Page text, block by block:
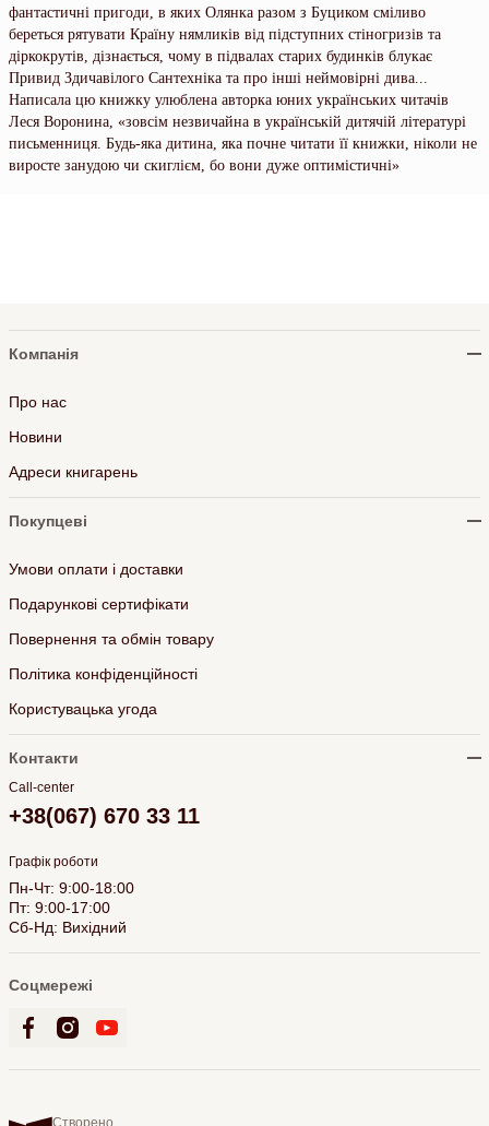
фантастичні пригоди, в яких Олянка разом з Буциком сміливо
береться рятувати Країну нямликів від підступних стіногризів та
діркокрутів, дізнається, чому в підвалах старих будинків блукає
Привид Здичавілого Сантехніка та про інші неймо­вірні дива...
Написала цю книжку улюблена авторка юних українських читачів
Леся Воронина, «зовсім незвичайна в українській дитячій літературі
письменниця. Будь-яка дитина, яка почне читати її книжки, ніколи не
виросте занудою чи скиглієм, бо вони дуже оптимістичні»
Компанія
Про нас
Новини
Адреси книгарень
Покупцеві
Умови оплати і доставки
Подарункові сертифікати
Повернення та обмін товару
Політика конфіденційності
Користувацька угода
Контакти
Call-center
+38(067) 670 33 11
Графік роботи
Пн-Чт: 9:00-18:00
Пт: 9:00-17:00
Сб-Нд: Вихідний
Соцмережі